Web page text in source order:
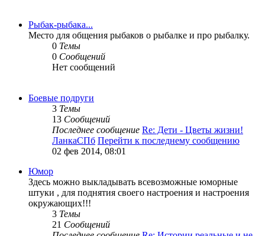
Рыбак-рыбака...
Место для общения рыбаков о рыбалке и про рыбалку.
0 Темы
0 Сообщений
Нет сообщений
Боевые подруги
3 Темы
13 Сообщений
Последнее сообщение Re: Дети - Цветы жизни!
ЛанкаСПб Перейти к последнему сообщению
02 фев 2014, 08:01
Юмор
Здесь можно выкладывать всевозможные юморные
штуки , для поднятия своего настроения и настроения
окружающих!!!
3 Темы
21 Сообщений